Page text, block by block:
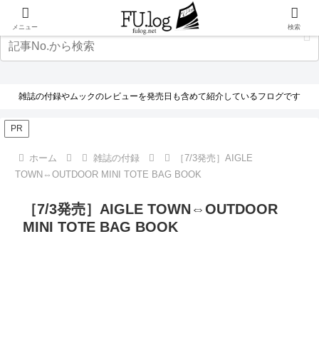
雑誌の付録やムックのレビューを発売日も含めて紹介しているフログです
PR
ホーム 雑誌の付録
［7/3発売］AIGLE
TOWN⇔OUTDOOR MINI TOTE BAG BOOK
［7/3発売］AIGLE TOWN⇔OUTDOOR
MINI TOTE BAG BOOK
メニュー 検索